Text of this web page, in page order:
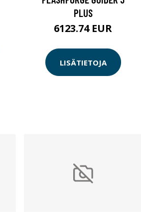
PLUS
6123.74 EUR
LISÄTIETOJA